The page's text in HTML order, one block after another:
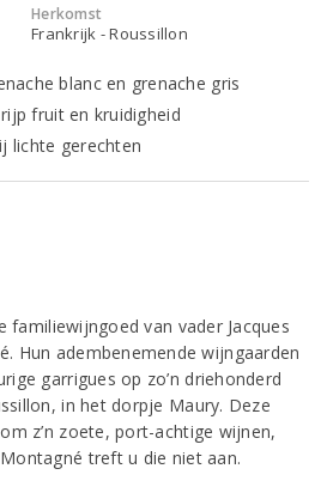
Herkomst
Frankrijk - Roussillon
blanc en grenache gris
fruit en kruidigheid
lichte gerechten
familiewijngoed van vader Jacques
Hun adembenemende wijngaarden
garrigues op zo’n driehonderd
in het dorpje Maury. Deze
z’n zoete, port-achtige wijnen,
treft u die niet aan.